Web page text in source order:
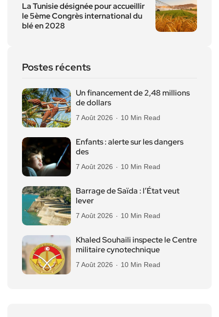
La Tunisie désignée pour accueillir
le 5ème Congrès international du
blé en 2028
Postes récents
Un financement de 2,48 millions
de dollars
7 Août 2026 10 Min Read
Enfants : alerte sur les dangers
des
7 Août 2026 10 Min Read
Barrage de Saïda : l’État veut
lever
7 Août 2026 10 Min Read
Khaled Souhaili inspecte le Centre
militaire cynotechnique
7 Août 2026 10 Min Read